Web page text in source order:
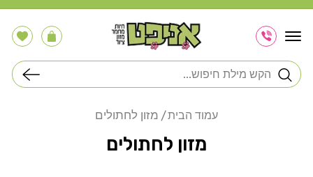
דלג
לתוכן
חיפוש
עֲגָלָההרשימה
שלי
עמוד הבית מזון לחתולים
מזון לחתולים